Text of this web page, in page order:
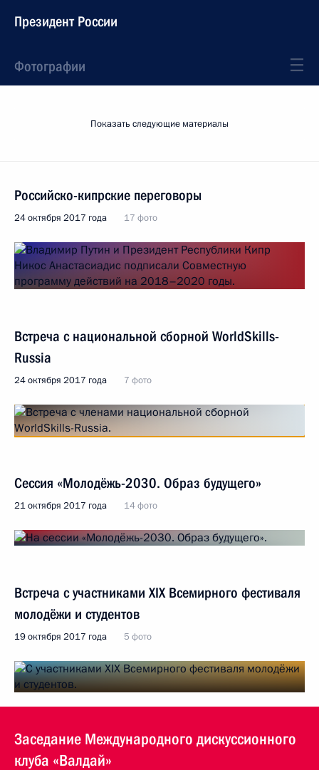
Президент России
Фотографии
Показать следующие материалы
Российско-кипрские переговоры
24 октября 2017 года 17 фото
Встреча с национальной сборной WorldSkills-
Russia
24 октября 2017 года 7 фото
Сессия «Молодёжь-2030. Образ будущего»
21 октября 2017 года 14 фото
Встреча с участниками XIX Всемирного фестиваля
молодёжи и студентов
19 октября 2017 года 5 фото
Заседание Международного дискуссионного
клуба «Валдай»